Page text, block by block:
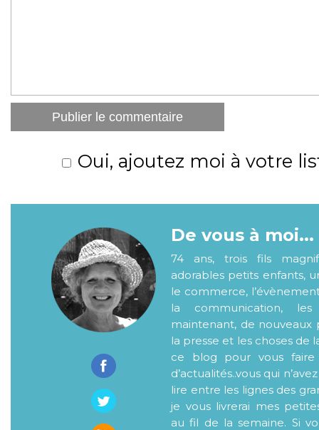
Oui, ajoutez moi à votre
De vous à moi...
74 ans, trois fils
adorables petits enfants,
le commerce,
la communication,
maintenant, de nouveaux
la presse et les choses de
ce blog pour vous faire
d’actualités..vous qui
lire entre les lignes des
je vous livrerai mes
au fil de la semaine. Si